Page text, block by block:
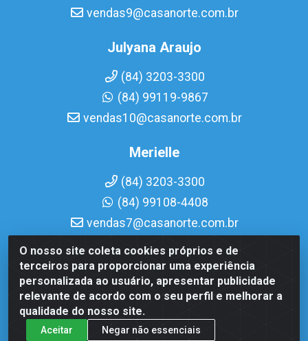
O nosso site coleta cookies próprios e de
terceiros para proporcionar uma experiência
personalizada ao usuário, apresentar publicidade
relevante de acordo com o seu perfil e melhorar a
qualidade do nosso site.
Aceitar Negar não essenciais
vendas9@casanorte.com.br
Julyana Araujo
(84) 3203-3300
(84) 99119-9867
vendas10@casanorte.com.br
Merielle
(84) 3203-3300
(84) 99108-4408
vendas7@casanorte.com.br
Casa Norte LTDA - Av. Interventor Mário Câmara, 1815 - Dix-
Sept Rosado, Natal/RN - CEP 59054-600 - CNPJ
08.713.513/0001-51